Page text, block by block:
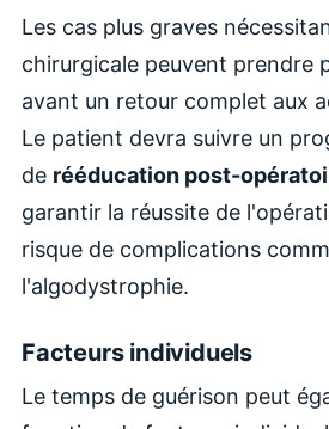
Les cas plus graves
chirurgicale peuvent prendre
avant un retour complet aux
Le patient devra suivre un
de rééducation post-
garantir la réussite de
risque de complications
l'algodystrophie.
Facteurs individuels
Le temps de guérison peut